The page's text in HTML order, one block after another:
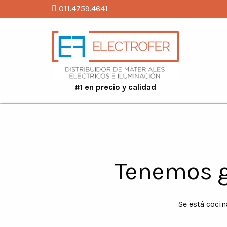
011.4759.4641
#1 en precio y calidad
Tenemos
Se está